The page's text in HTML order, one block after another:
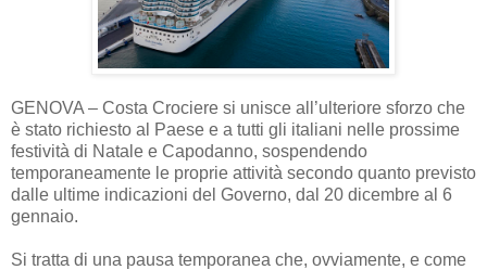
GENOVA – Costa Crociere si unisce all’ulteriore sforzo che
è stato richiesto al Paese e a tutti gli italiani nelle prossime
festività di Natale e Capodanno, sospendendo
temporaneamente le proprie attività secondo quanto previsto
dalle ultime indicazioni del Governo, dal 20 dicembre al 6
gennaio.
Si tratta di una pausa temporanea che, ovviamente, e come